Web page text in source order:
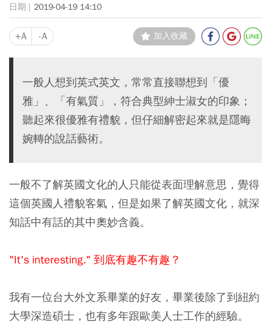
2019-04-19 14:10
+A -A 加入收藏
一般人想到英式英文，常常直接聯想到「優
雅」、「有氣質」，符合典型紳士淑女的印象；
聽起來很優雅有禮貌，但仔細解密起來就是隱晦
婉轉的說話藝術。
一般不了解英國文化的人只能從表面理解意思，覺得
這個英國人禮貌客氣，但是如果了解英國文化，就深
知話中有話的其中奧妙含義。
"It's interesting." 到底有趣不有趣？
我有一位台大外文系畢業的好友，畢業後除了到紐約
大學深造碩士，也有多年跟歐美人士工作的經驗。